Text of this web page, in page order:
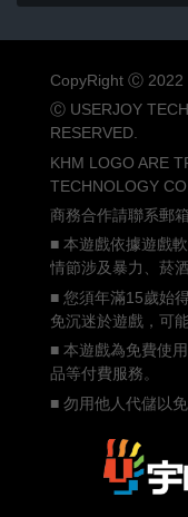
CopyRight Ⓒ 2022
Ⓒ USERJOY
RESERVED.
KHM LOGO ARE
TECHNOLOGY
商務合作請聯系郵
■ 本遊戲依據遊戲
情節涉及暴力、菸
■ 您須年滿15歲始
免沉迷於遊戲，可
■ 本遊戲為免費使
品等付費服務。
■ 勿用他人代儲以免